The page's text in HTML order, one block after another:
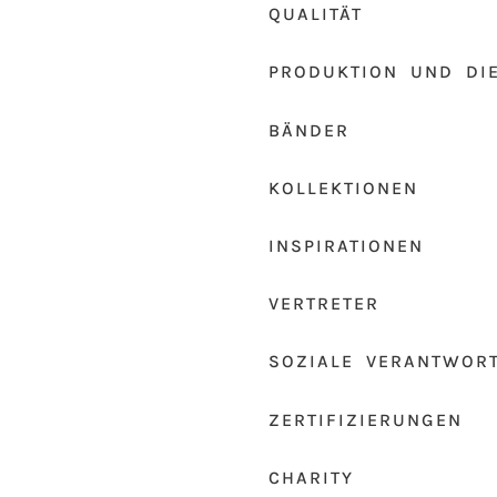
QUALITÄT
PRODUKTION UND
BÄNDER
KOLLEKTIONEN
INSPIRATIONEN
VERTRETER
SOZIALE
ZERTIFIZIERUNGEN
CHARITY